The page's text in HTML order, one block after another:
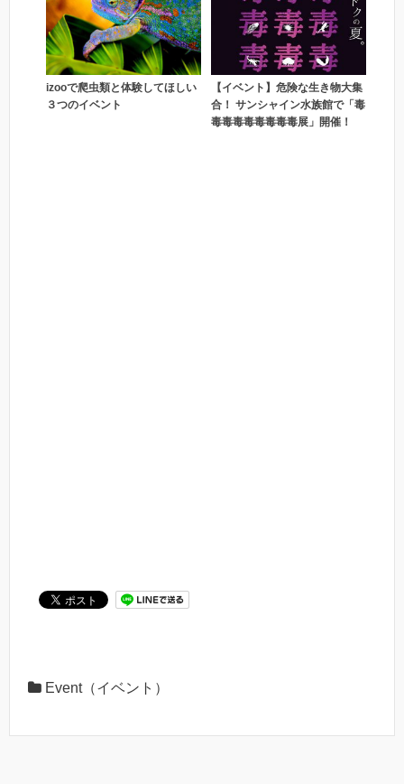
izooで爬虫類と体験してほしい
３つのイベント
【イベント】危険な生き物大集
合！ サンシャイン水族館で「毒
毒毒毒毒毒毒毒毒展」開催！
Event（イベント）